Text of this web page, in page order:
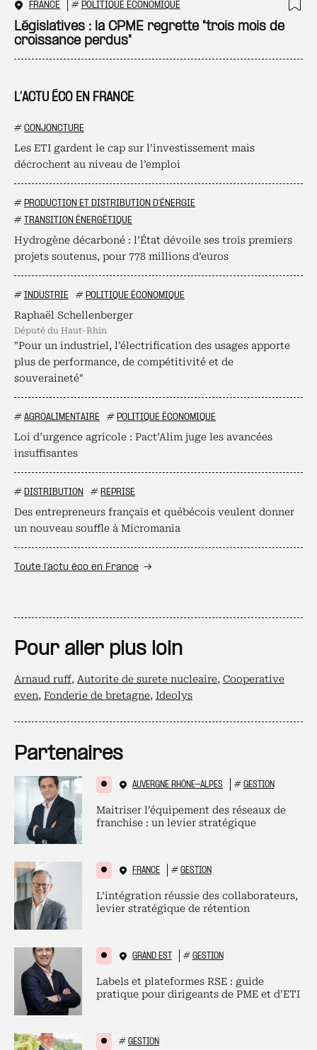
L’ACTU ÉCO EN FRANCE
# CONJONCTURE
Les ETI gardent le cap sur l’investissement mais
décrochent au niveau de l’emploi
# PRODUCTION ET DISTRIBUTION D'ÉNERGIE
# TRANSITION ÉNERGÉTIQUE
Hydrogène décarboné : l’État dévoile ses trois premiers
projets soutenus, pour 778 millions d’euros
# INDUSTRIE # POLITIQUE ÉCONOMIQUE
Raphaël Schellenberger
député du Haut-Rhin
"Pour un industriel, l’électrification des usages apporte
plus de performance, de compétitivité et de
souveraineté"
# AGROALIMENTAIRE # POLITIQUE ÉCONOMIQUE
Loi d’urgence agricole : Pact’Alim juge les avancées
insuffisantes
# DISTRIBUTION # REPRISE
Des entrepreneurs français et québécois veulent donner
un nouveau souffle à Micromania
Toute l’actu éco en France
FRANCE # POLITIQUE ÉCONOMIQUE
Législatives : la CPME regrette "trois mois de
croissance perdus"
Pour aller plus loin
Arnaud ruff, Autorite de surete nucleaire, Cooperative
even, Fonderie de bretagne, Ideolys
Partenaires
AUVERGNE RHÔNE-ALPES # GESTION
Maitriser l’équipement des réseaux de
franchise : un levier stratégique
FRANCE # GESTION
L’intégration réussie des collaborateurs,
levier stratégique de rétention
GRAND EST # GESTION
Labels et plateformes RSE : guide
pratique pour dirigeants de PME et d’ETI
# GESTION